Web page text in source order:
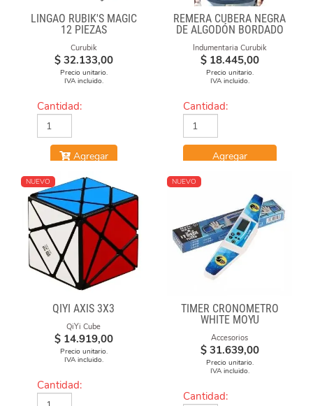
LINGAO RUBIK'S MAGIC
12 PIEZAS
Curubik
$ 32.133,00
Precio unitario.
IVA incluido.
Cantidad:
Agregar
REMERA CUBERA NEGRA
DE ALGODÓN BORDADO
100% CUBERO
Indumentaria Curubik
$ 18.445,00
Precio unitario.
IVA incluido.
Cantidad:
Agregar
NUEVO
QIYI AXIS 3X3
QiYi Cube
$ 14.919,00
Precio unitario.
IVA incluido.
Cantidad:
NUEVO
TIMER CRONÓMETRO
WHITE MOYU
Accesorios
$ 31.639,00
Precio unitario.
IVA incluido.
Cantidad: